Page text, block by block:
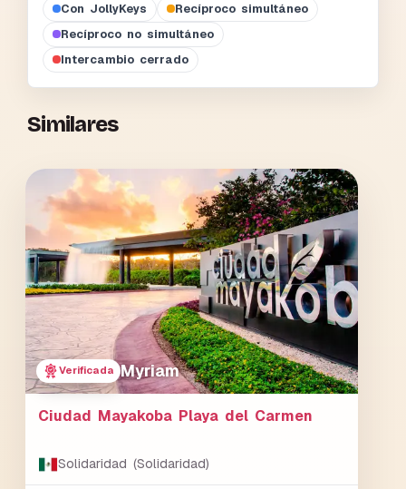
Con JollyKeys
Recíproco simultáneo
Recíproco no simultáneo
Intercambio cerrado
Similares
Verificada Myriam
Ciudad Mayakoba Playa del Carmen
Solidaridad (Solidaridad)